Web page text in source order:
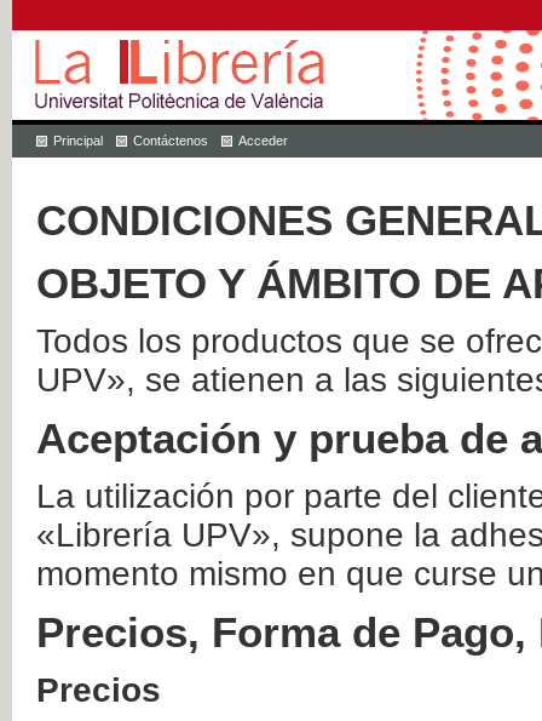
Principal Contáctenos Acceder
CONDICIONES
OBJETO Y ÁMBITO DE
Todos los productos que se
UPV», se atienen a las
Aceptación y prueba de
La utilización por parte del
«Librería UPV», supone la
momento mismo en que curse
Precios, Forma de
Precios